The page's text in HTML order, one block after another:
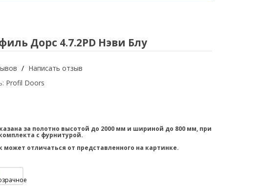
Дорс 4.7.2PD Нэви Блу
/ Написать отзыв
Profil Doors
за полотно высотой до 2000 мм и шириной до 800 мм, при
с фурнитурой.
может отличаться от представленного на картинке.